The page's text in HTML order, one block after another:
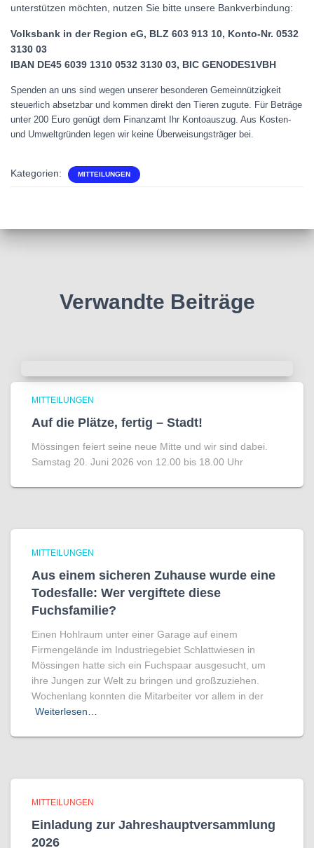
unterstützen möchten, nutzen Sie bitte unsere Bankverbindung:
Volksbank in der Region eG, BLZ 603 913 10, Konto-Nr. 0532
3130 03
IBAN DE45 6039 1310 0532 3130 03, BIC GENODES1VBH
Spenden an uns sind wegen unserer besonderen Gemeinnützigkeit
steuerlich absetzbar und kommen direkt den Tieren zugute. Für Beträge
unter 200 Euro genügt dem Finanzamt Ihr Kontoauszug. Aus Kosten-
und Umweltgründen legen wir keine Überweisungsträger bei.
Kategorien: MITTEILUNGEN
Verwandte Beiträge
MITTEILUNGEN
Auf die Plätze, fertig – Stadt!
Mössingen feiert seine neue Mitte und wir sind dabei.
Samstag 20. Juni 2026 von 12.00 bis 18.00 Uhr
MITTEILUNGEN
Aus einem sicheren Zuhause wurde eine
Todesfalle: Wer vergiftete diese
Fuchsfamilie?
Einen Hohlraum unter einer Garage auf einem
Firmengelände im Industriegebiet Schlattwiesen in
Mössingen hatte sich ein Fuchspaar ausgesucht, um
ihre Jungen zur Welt zu bringen und großzuziehen.
Wochenlang konnten die Mitarbeiter vor allem in der
Weiterlesen…
MITTEILUNGEN
Einladung zur Jahreshauptversammlung
2026